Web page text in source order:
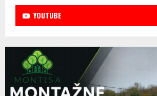
YOUTUBE